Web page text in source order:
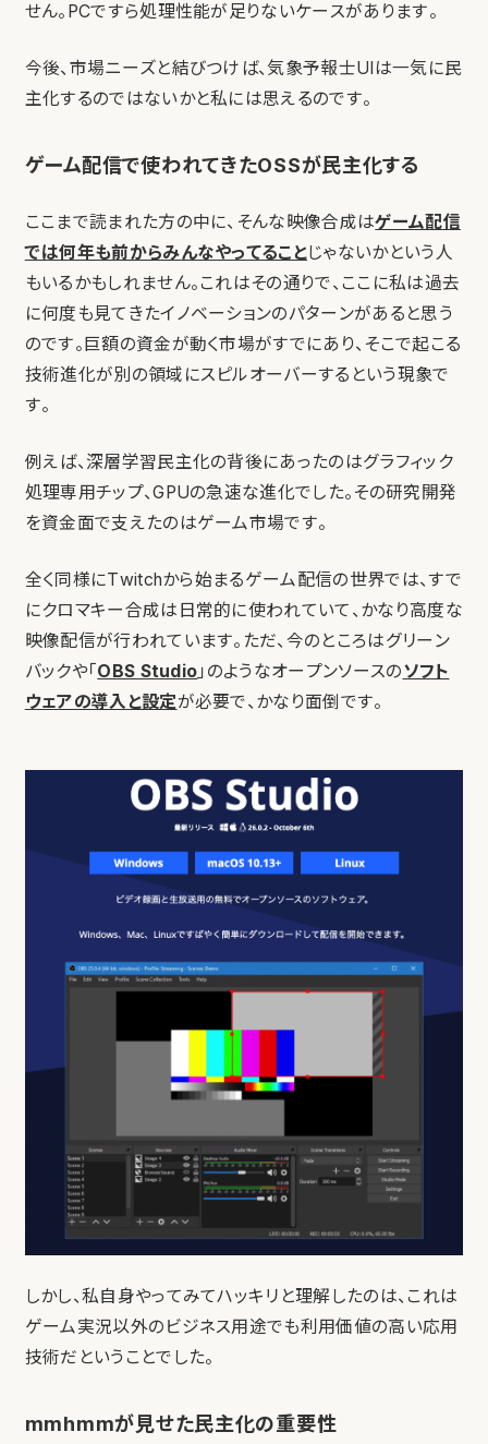
せん。PCですら処理性能が足りないケースがあります。
今後、市場ニーズと結びつけば、気象予報士UIは一気に民
主化するのではないかと私には思えるのです。
ゲーム配信で使われてきたOSSが民主化する
ここまで読まれた方の中に、そんな映像合成はゲーム配信
では何年も前からみんなやってることじゃないかという人
もいるかもしれません。これはその通りで、ここに私は過去
に何度も見てきたイノベーションのパターンがあると思う
のです。巨額の資金が動く市場がすでにあり、そこで起こる
技術進化が別の領域にスピルオーバーするという現象で
す。
例えば、深層学習民主化の背後にあったのはグラフィック
処理専用チップ、GPUの急速な進化でした。その研究開発
を資金面で支えたのはゲーム市場です。
全く同様にTwitchから始まるゲーム配信の世界では、すで
にクロマキー合成は日常的に使われていて、かなり高度な
映像配信が行われています。ただ、今のところはグリーン
バックや「 OBS Studio 」のようなオープンソースのソフト
ウェアの導入と設定が必要で、かなり面倒です。
しかし、私自身やってみてハッキリと理解したのは、これは
ゲーム実況以外のビジネス用途でも利用価値の高い応用
技術だということでした。
mmhmmが見せた民主化の重要性